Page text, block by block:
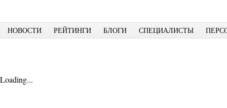
НОВОСТИ РЕЙТИНГИ БЛОГИ СПЕЦИАЛИСТЫ
Loading...